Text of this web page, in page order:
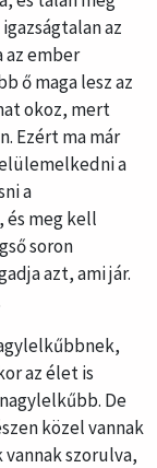
az
az ember
ő maga lesz az
okoz, mert
Ezért ma már
a
a
és meg kell
soron
azt, ami jár.
az élet is
De
közel vannak
szorulva,